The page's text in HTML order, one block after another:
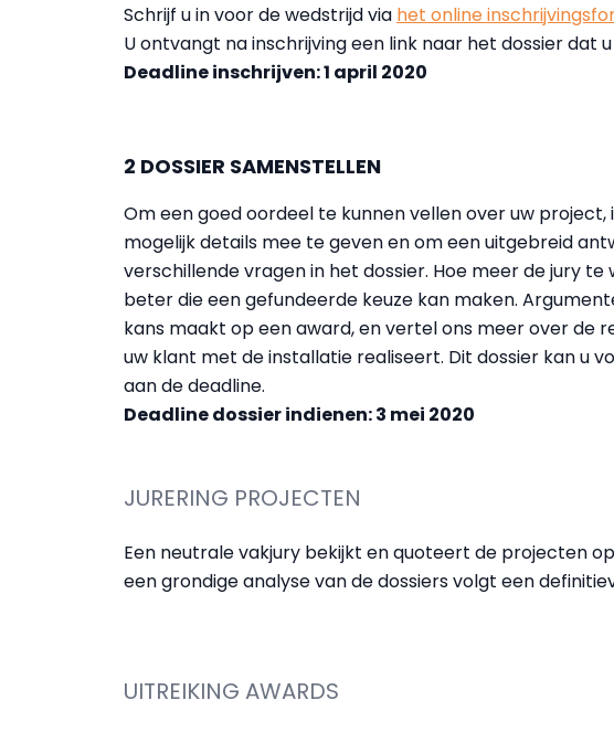
Schrijf u in voor de wedstrijd via het online
U ontvangt na inschrijving een link naar het dossier dat
Deadline inschrijven: 1 april 2020
2 DOSSIER SAMENSTELLEN
Om een goed oordeel te kunnen vellen over uw
mogelijk details mee te geven en om een uitgebreid
verschillende vragen in het dossier. Hoe meer de jury
beter die een gefundeerde keuze kan maken.
kans maakt op een award, en vertel ons meer over de
uw klant met de installatie realiseert. Dit dossier kan u
aan de deadline.
Deadline dossier indienen: 3 mei 2020
JURERING PROJECTEN
Een neutrale vakjury bekijkt en quoteert de projecten
een grondige analyse van de dossiers volgt een
UITREIKING AWARDS